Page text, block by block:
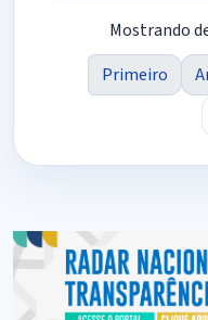
Mostrando
Primeiro